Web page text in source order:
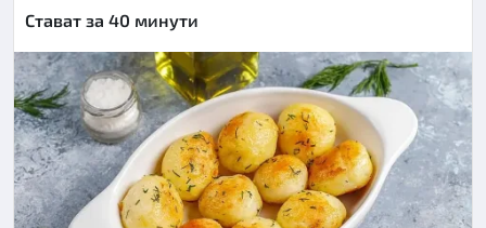
Стават за 40 минути